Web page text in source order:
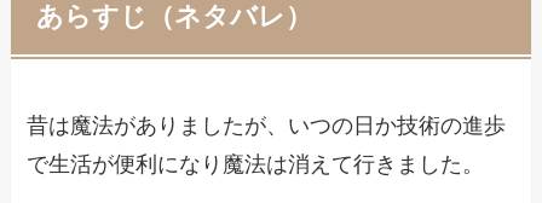
あらすじ（ネタバレ）
昔は魔法がありましたが、いつの日か技術の進歩
で生活が便利になり魔法は消えて行きました。